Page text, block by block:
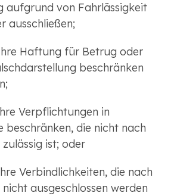
aufgrund von Fahrlässigkeit
ausschließen;
Haftung für Betrug oder
beschränken
Verpflichtungen in
beschränken, die nicht nach
ist; oder
Verbindlichkeiten, die nach
ausgeschlossen werden